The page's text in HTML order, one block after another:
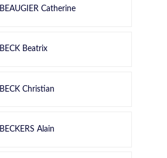
BEAUGIER Catherine
BECK Beatrix
BECK Christian
BECKERS Alain